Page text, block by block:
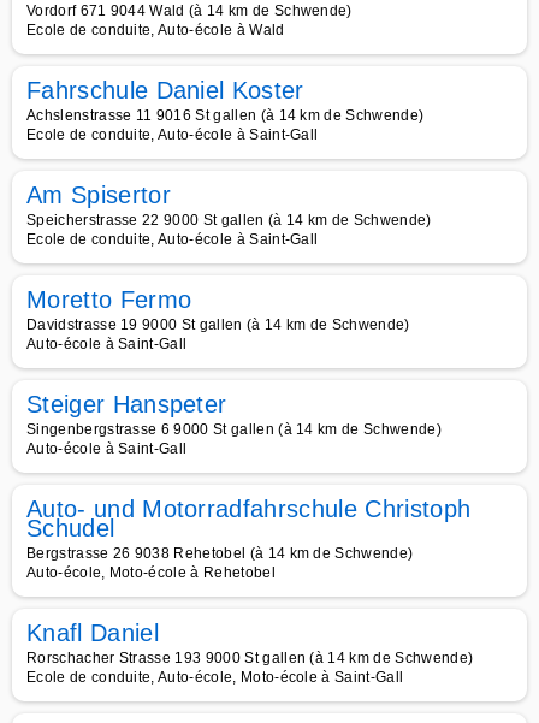
Vordorf 671 9044 Wald (à 14 km de Schwende)
Ecole de conduite, Auto-école à Wald
Fahrschule Daniel Koster
Achslenstrasse 11 9016 St gallen (à 14 km de Schwende)
Ecole de conduite, Auto-école à Saint-Gall
Am Spisertor
Speicherstrasse 22 9000 St gallen (à 14 km de Schwende)
Ecole de conduite, Auto-école à Saint-Gall
Moretto Fermo
Davidstrasse 19 9000 St gallen (à 14 km de Schwende)
Auto-école à Saint-Gall
Steiger Hanspeter
Singenbergstrasse 6 9000 St gallen (à 14 km de Schwende)
Auto-école à Saint-Gall
Auto- und Motorradfahrschule Christoph
Schudel
Bergstrasse 26 9038 Rehetobel (à 14 km de Schwende)
Auto-école, Moto-école à Rehetobel
Knafl Daniel
Rorschacher Strasse 193 9000 St gallen (à 14 km de Schwende)
Ecole de conduite, Auto-école, Moto-école à Saint-Gall